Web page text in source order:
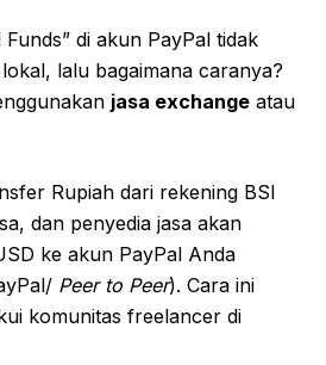
di akun PayPal tidak
lalu bagaimana caranya?
jasa exchange atau
Rupiah dari rekening BSI
dan penyedia jasa akan
ke akun PayPal Anda
Peer to Peer). Cara ini
komunitas freelancer di